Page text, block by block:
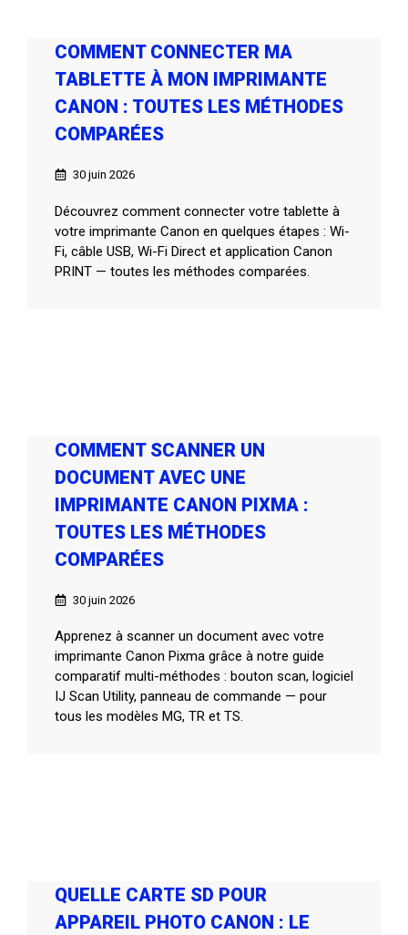
COMMENT CONNECTER MA
TABLETTE À MON IMPRIMANTE
CANON : TOUTES LES MÉTHODES
COMPARÉES
30 juin 2026
Découvrez comment connecter votre tablette à
votre imprimante Canon en quelques étapes : Wi-
Fi, câble USB, Wi-Fi Direct et application Canon
PRINT — toutes les méthodes comparées.
COMMENT SCANNER UN
DOCUMENT AVEC UNE
IMPRIMANTE CANON PIXMA :
TOUTES LES MÉTHODES
COMPARÉES
30 juin 2026
Apprenez à scanner un document avec votre
imprimante Canon Pixma grâce à notre guide
comparatif multi-méthodes : bouton scan, logiciel
IJ Scan Utility, panneau de commande — pour
tous les modèles MG, TR et TS.
QUELLE CARTE SD POUR
APPAREIL PHOTO CANON : LE